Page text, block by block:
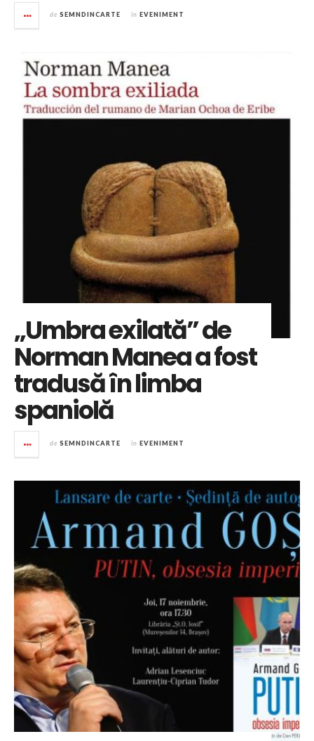
de SEMNDINCARTE în EVENIMENT
„Umbra exilată” de
Norman Manea a fost
tradusă în limba
spaniolă
de SEMNDINCARTE în EVENIMENT